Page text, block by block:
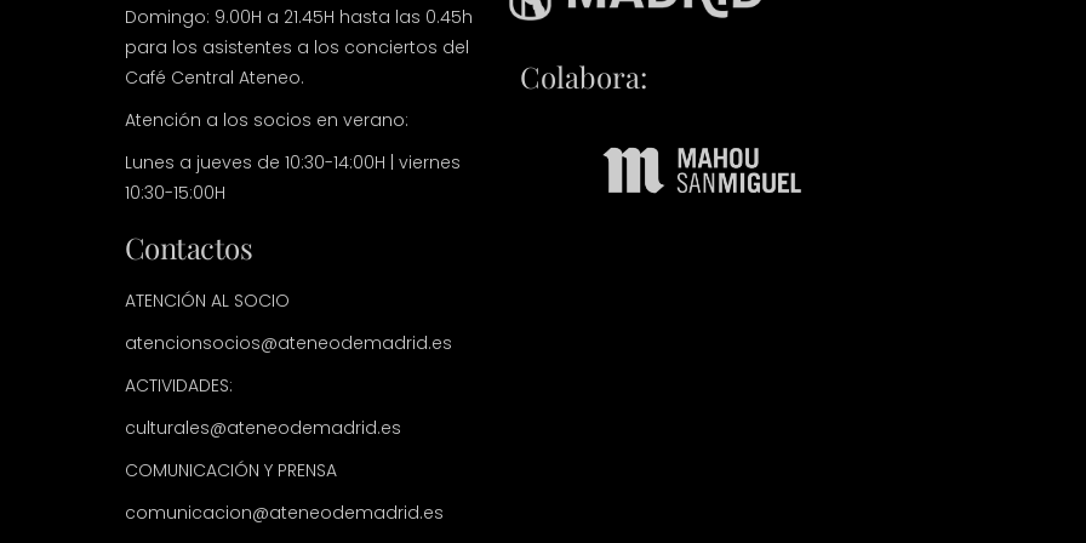
Domingo: 9.00H a 21.45H hasta las 0.45h
para los asistentes a los conciertos del
Café Central Ateneo.
Atención a los socios en verano:
Lunes a jueves de 10:30-14:00H | viernes
10:30-15:00H
Contactos
ATENCIÓN AL SOCIO
atencionsocios@ateneodemadrid.es
ACTIVIDADES:
culturales@ateneodemadrid.es
COMUNICACIÓN Y PRENSA
comunicacion@ateneodemadrid.es
Colabora: